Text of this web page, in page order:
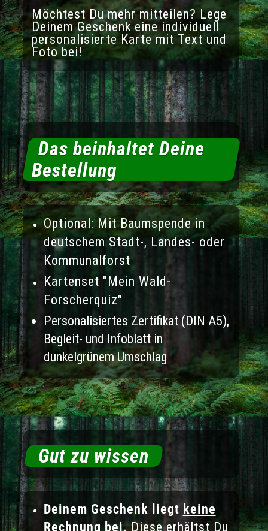
Möchtest Du mehr mitteilen? Lege
Deinem Geschenk eine individuell
personalisierte Karte mit Text und
Foto bei!
Das beinhaltet Deine
Bestellung
Optional: Mit Baumspende in
deutschem Stadt-, Landes- oder
Kommunalforst
Kartenset "Mein Wald-
Forscherquiz"
Personalisiertes Zertifikat (DIN A5),
Begleit- und Infoblatt in
dunkelgrünem Umschlag
Gut zu wissen
Deinem Geschenk liegt keine
Rechnung bei.Diese erhältst Du